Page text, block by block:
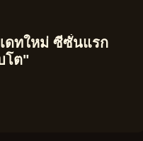
ดทใหม่ ซีซั่นแรก
โต"